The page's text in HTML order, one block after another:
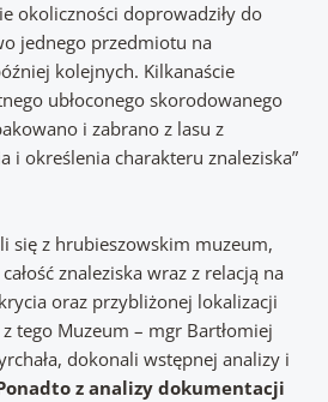
okoliczności doprowadziły do
jednego przedmiotu na
kolejnych. Kilkanaście
ubłoconego skorodowanego
i zabrano z lasu z
i określenia charakteru znaleziska”
się z hrubieszowskim muzeum,
znaleziska wraz z relacją na
oraz przybliżonej lokalizacji
tego Muzeum – mgr Bartłomiej
dokonali wstępnej analizy i
z analizy dokumentacji